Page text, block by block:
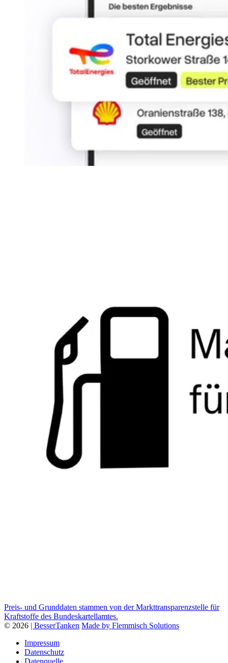
Preis- und Grunddaten stammen von der Markttransparenzstelle für
Kraftstoffe des Bundeskartellamtes.
© 2026 | BesserTanken Made by Flemmisch Solutions
Impressum
Datenschutz